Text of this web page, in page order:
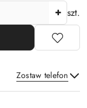
szt.
Zostaw telefon